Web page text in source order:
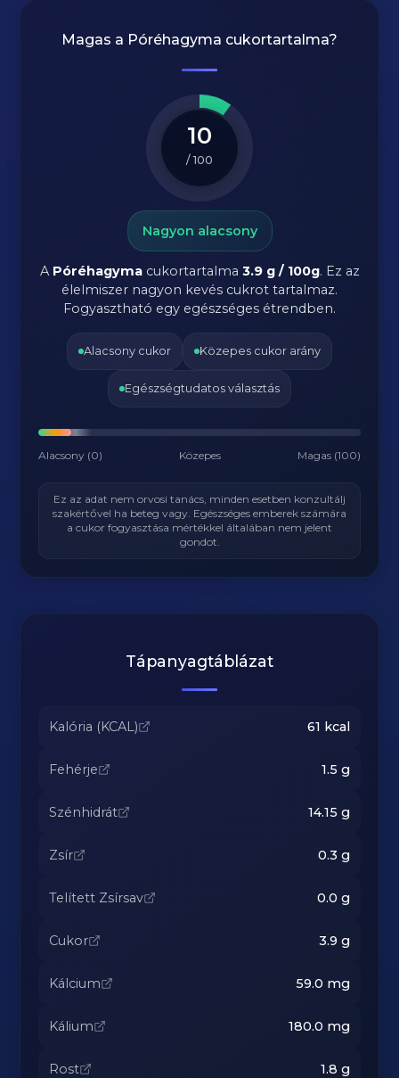
Magas a Póréhagyma cukortartalma?
10
/ 100
Nagyon alacsony
A Póréhagymacukortartalma 3.9 g / 100g. Ez az
élelmiszer nagyon kevés cukrot tartalmaz.
Fogyasztható egy egészséges étrendben.
Alacsony cukor Közepes cukor arány
Egészségtudatos választás
Alacsony (0) Közepes Magas (100)
Ez az adat nem orvosi tanács, minden esetben konzultálj
szakértővel ha beteg vagy. Egészséges emberek számára
a cukor fogyasztása mértékkel általában nem jelent
gondot.
Tápanyagtáblázat
Kalória (KCAL) 61 kcal
Fehérje 1.5 g
Szénhidrát 14.15 g
Zsír 0.3 g
Telített Zsírsav 0.0 g
Cukor 3.9 g
Kálcium 59.0 mg
Kálium 180.0 mg
Rost 1.8 g